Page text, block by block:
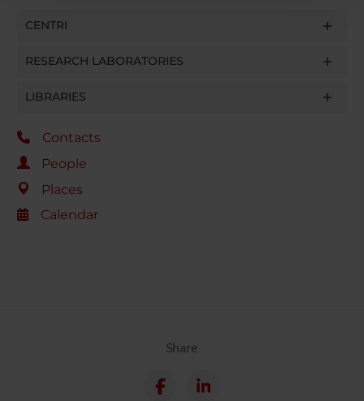
raccolto dal tuo utilizzo dei loro servizi.
CENTRI
RESEARCH LABORATORIES
LIBRARIES
Contacts
People
Places
Calendar
Share